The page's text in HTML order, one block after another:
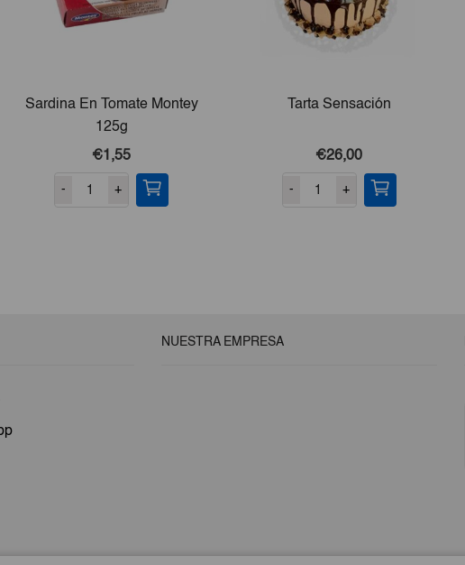
Sardina En Tomate Montey
125g
€1,55
- +
Tarta Sensación
€26,00
- +
NUESTRA EMPRESA